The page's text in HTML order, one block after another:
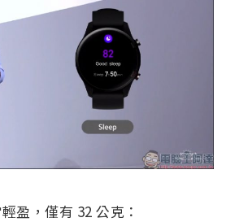
盈，僅有 32 公克：